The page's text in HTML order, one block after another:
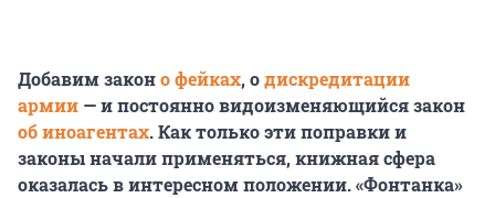
Добавим законо фейках, одискредитации
армии — и постоянно видоизменяющийся закон
об иноагентах. Как только эти поправки и
законы начали применяться, книжная сфера
оказалась в интересном положении. «Фонтанка»